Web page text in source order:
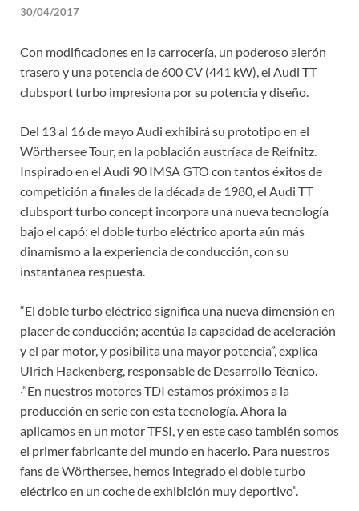
30/04/2017
Con modificaciones en la carrocería, un poderoso alerón
trasero y una potencia de 600 CV (441 kW), el Audi TT
clubsport turbo impresiona por su potencia y diseño.
Del 13 al 16 de mayo Audi exhibirá su prototipo en el
Wörthersee Tour, en la población austríaca de Reifnitz.
Inspirado en el Audi 90 IMSA GTO con tantos éxitos de
competición a finales de la década de 1980, el Audi TT
clubsport turbo concept incorpora una nueva tecnología
bajo el capó: el doble turbo eléctrico aporta aún más
dinamismo a la experiencia de conducción, con su
instantánea respuesta.
“El doble turbo eléctrico significa una nueva dimensión en
placer de conducción; acentúa la capacidad de aceleración
y el par motor, y posibilita una mayor potencia”, explica
Ulrich Hackenberg, responsable de Desarrollo Técnico.
·”En nuestros motores TDI estamos próximos a la
producción en serie con esta tecnología. Ahora la
aplicamos en un motor TFSI, y en este caso también somos
el primer fabricante del mundo en hacerlo. Para nuestros
fans de Wörthersee, hemos integrado el doble turbo
eléctrico en un coche de exhibición muy deportivo”.